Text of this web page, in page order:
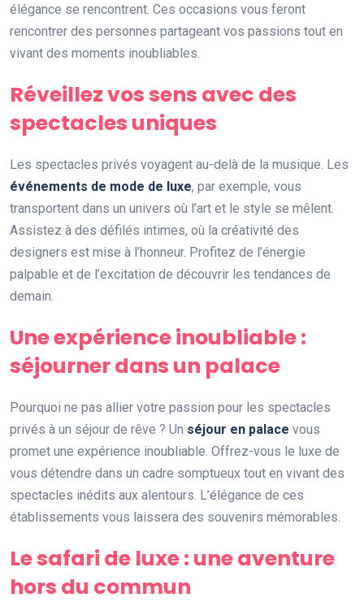
élégance se rencontrent. Ces occasions vous feront
rencontrer des personnes partageant vos passions tout en
vivant des moments inoubliables.
Réveillez vos sens avec des
spectacles uniques
Les spectacles privés voyagent au-delà de la musique. Les
événements de mode de luxe, par exemple, vous
transportent dans un univers où l’art et le style se mêlent.
Assistez à des défilés intimes, où la créativité des
designers est mise à l’honneur. Profitez de l’énergie
palpable et de l’excitation de découvrir les tendances de
demain.
Une expérience inoubliable :
séjourner dans un palace
Pourquoi ne pas allier votre passion pour les spectacles
privés à un séjour de rêve ? Un séjour en palace vous
promet une expérience inoubliable. Offrez-vous le luxe de
vous détendre dans un cadre somptueux tout en vivant des
spectacles inédits aux alentours. L’élégance de ces
établissements vous laissera des souvenirs mémorables.
Le safari de luxe : une aventure
hors du commun